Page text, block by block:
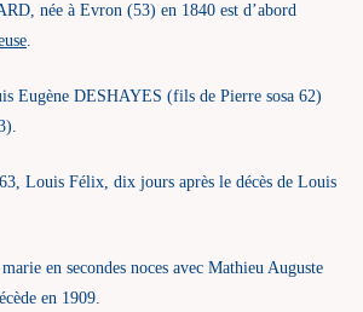
née à Evron (53) en 1840 est d’abord
.
Eugène DESHAYES (fils de Pierre sosa 62)
Louis Félix, dix jours après le décès de Louis
en secondes noces avec Mathieu Auguste
en 1909.